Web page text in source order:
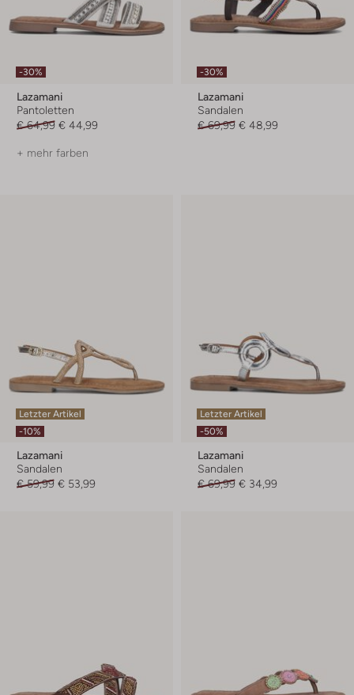
-30%
Lazamani
Pantoletten
€ 64,99 € 44,99
+ mehr farben
-30%
Lazamani
Sandalen
€ 69,99 € 48,99
Letzter Artikel
-10%
Lazamani
Sandalen
€ 59,99 € 53,99
Letzter Artikel
-50%
Lazamani
Sandalen
€ 69,99 € 34,99